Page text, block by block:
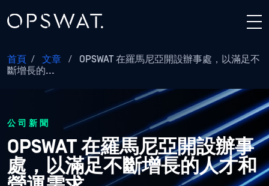
首頁 / 文章 /
OPSWAT 在羅馬尼亞開設辦事處，以滿足不
斷增長的...
公司新聞
OPSWAT 在羅馬尼亞開設辦事
處，以滿足不斷增長的人才和